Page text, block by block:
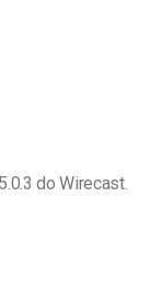
do Wirecast.